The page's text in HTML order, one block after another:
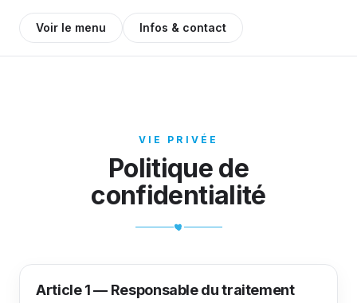
Voir le menu Infos & contact
VIE PRIVÉE
Politique de
confidentialité
Article 1 — Responsable du traitement